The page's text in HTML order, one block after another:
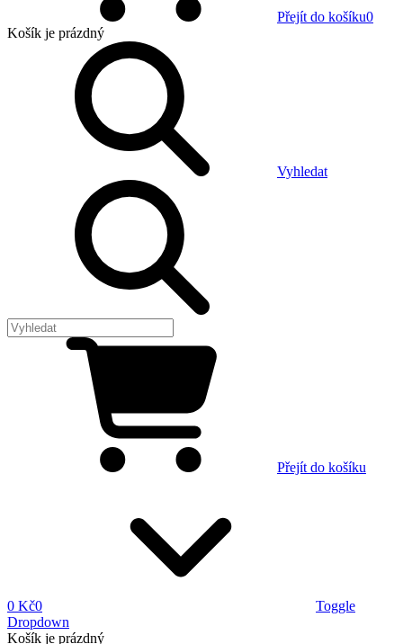
Přejít do košíku0
Košík je prázdný
Vyhledat
Přejít do košíku
0 Kč0
Toggle
Dropdown
Košík je prázdný